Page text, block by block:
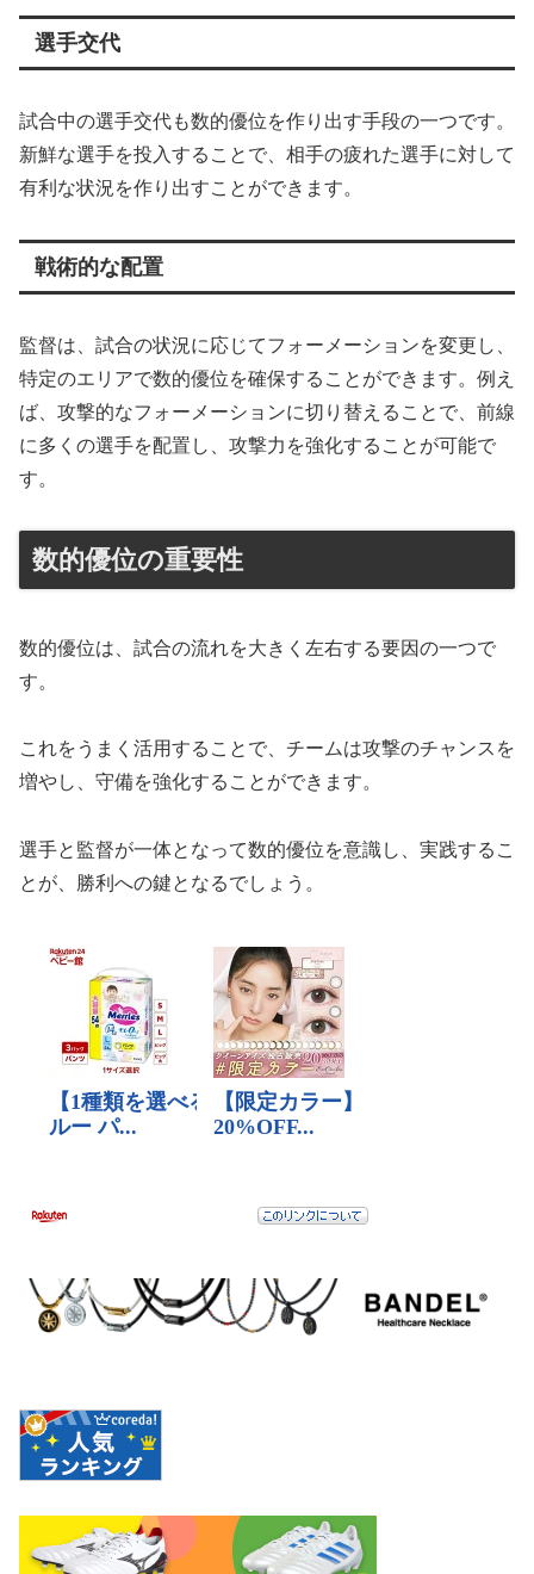
選手交代
試合中の選手交代も数的優位を作り出す手段の一つです。
新鮮な選手を投入することで、相手の疲れた選手に対して
有利な状況を作り出すことができます。
戦術的な配置
監督は、試合の状況に応じてフォーメーションを変更し、
特定のエリアで数的優位を確保することができます。例え
ば、攻撃的なフォーメーションに切り替えることで、前線
に多くの選手を配置し、攻撃力を強化することが可能で
す。
数的優位の重要性
数的優位は、試合の流れを大きく左右する要因の一つで
す。
これをうまく活用することで、チームは攻撃のチャンスを
増やし、守備を強化することができます。
選手と監督が一体となって数的優位を意識し、実践するこ
とが、勝利への鍵となるでしょう。